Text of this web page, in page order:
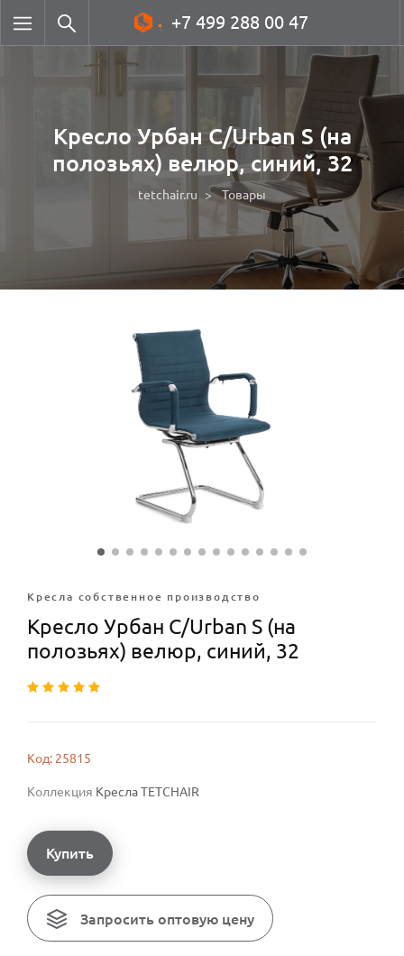
+7 499 288 00 47
Кресло Урбан С/Urban S (на
полозьях) велюр, синий, 32
tetchair.ru Товары
Кресла собственное производство
Кресло Урбан С/Urban S (на
полозьях) велюр, синий, 32
Код: 25815
Коллекция Кресла TETCHAIR
Купить
Запросить оптовую цену